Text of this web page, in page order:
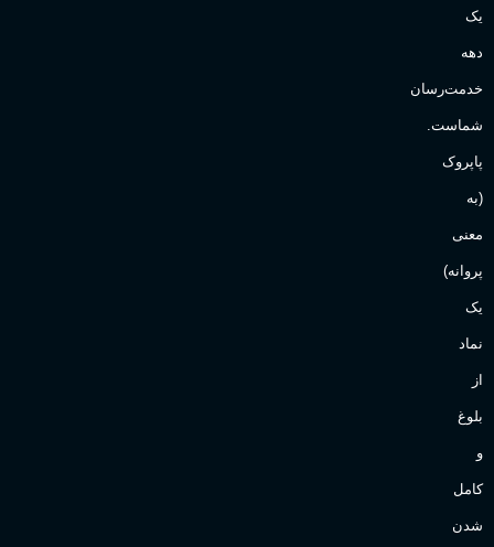
مناسب برای
آقایان
یک
دهه
خدمت‌رسان
شماست.
پاپروک
(به
معنی
پروانه)
یک
نماد
از
بلوغ
و
کامل
شدن